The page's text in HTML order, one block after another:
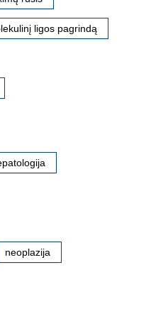
ligos pagrindą
neoplazija